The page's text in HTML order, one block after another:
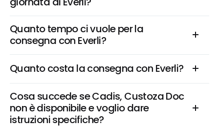
Quanto tempo ci vuole per la
consegna con Everli?
Quanto costa la consegna con Everli?
Cosa succede se Cadis, Custoza Doc
non è disponibile e voglio dare
istruzioni specifiche?